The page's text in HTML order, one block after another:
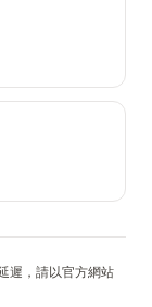
遲，請以官方網站